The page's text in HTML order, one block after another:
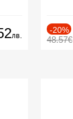
лв.
-20%
48.57€